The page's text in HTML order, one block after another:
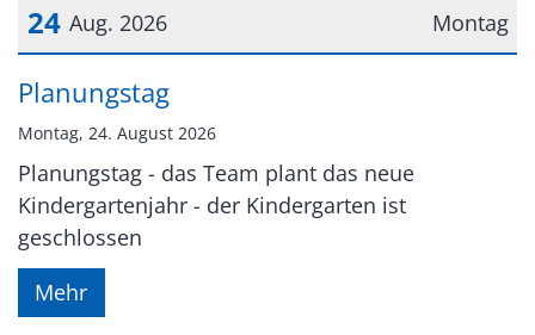
Montag
24 Aug. 2026
Datum: 24. August 2026
Planungstag
Montag, 24. August 2026
Planungstag - das Team plant das neue
Kindergartenjahr - der Kindergarten ist
geschlossen
Mehr